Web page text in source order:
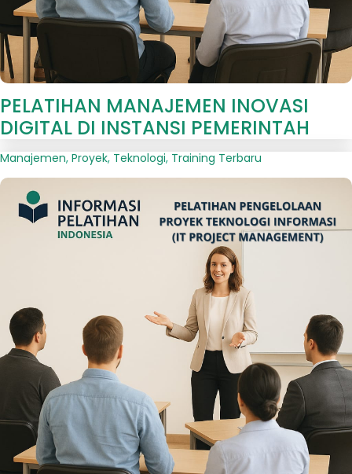
PELATIHAN MANAJEMEN INOVASI
DIGITAL DI INSTANSI PEMERINTAH
Manajemen, Proyek, Teknologi, Training Terbaru